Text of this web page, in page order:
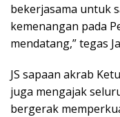
bekerjasama untuk
kemenangan pada
mendatang,” tegas
JS sapaan akrab
juga mengajak
bergerak